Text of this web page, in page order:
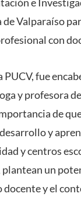
Valparaíso
con
fue
y profesora
de
y
y centros
un
y el